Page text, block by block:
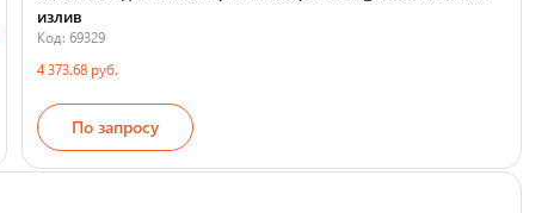
излив
Код: 69329
4 373.68 руб.
По запросу